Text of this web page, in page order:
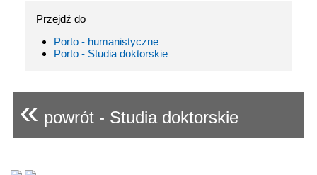
Przejdź do
Porto - humanistyczne
Porto - Studia doktorskie
« powrót - Studia doktorskie